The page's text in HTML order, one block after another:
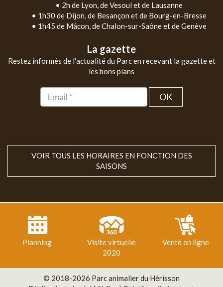
• 2h de Lyon, de Vesoul et de Lausanne
• 1h30 de Dijon, de Besançon et de Bourg-en-Bresse
• 1h45 de Mâcon, de Chalon-sur-Saône et de Genève
La gazette
Restez informés de l'actualité du Parc en recevant la gazette et
les bons plans
OK
VOIR TOUS LES HORAIRES EN FONCTION DES
SAISONS
Planning
Visite virtuelle
2020
Vente en ligne
© 2018-2026 Parc animalier du Hérisson